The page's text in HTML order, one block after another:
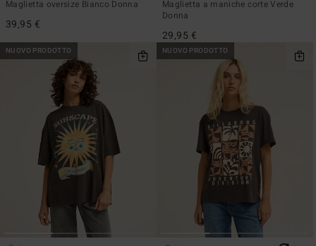
Maglietta oversize Bianco Donna
39,95 €
Maglietta a maniche corte Verde
Donna
29,95 €
NUOVO PRODOTTO NUOVO PRODOTTO